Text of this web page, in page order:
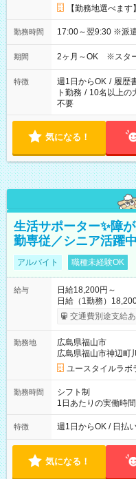
【勤務地選べま
勤務時間 17:00～翌9:30 ※派
期間 2ヶ月～OK ※スター
特徴 週1日からOK / 履歴
ト勤務 / 10名以上の
不要
気になる！
生活サポーター✨障
勤専従／シニア活躍
アルバイト 職種未経験OK
給与
日給18,200円～
日給（1勤務）18,200円 【試用期間】試用期間あり 試
長さ：3ヶ月 雇用形
交通費別途支給あ
勤務地
広島県福山市
広島県福山市神辺町
ユースタイルラボ
勤務時間
シフト制
1日あたりの実働時
制（週平均40時間以
特徴 週1日からOK / 日払
気になる！